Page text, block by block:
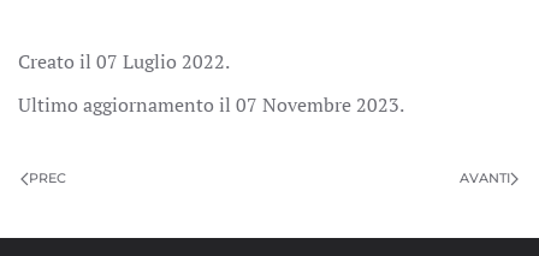
Creato il 07 Luglio 2022.
Ultimo aggiornamento il 07 Novembre 2023.
PREC AVANTI